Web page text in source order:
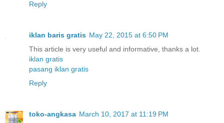
Reply
iklan baris gratis May 22, 2015 at 6:50 PM
This article is very useful and informative, thanks a lot.
iklan gratis
pasang iklan gratis
Reply
toko-angkasa March 10, 2017 at 11:19 PM